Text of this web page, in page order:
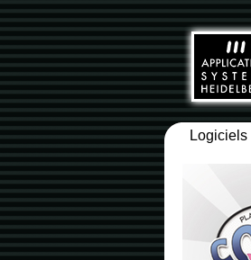
Logiciels